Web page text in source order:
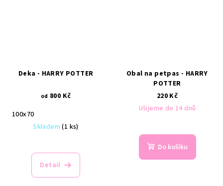
Deka - HARRY POTTER
od 800 Kč
100x70
Skladem(1 ks)
Detail
Obal na petpas - HARRY
POTTER
220 Kč
Ušijeme do 14 dnů
Do košíku